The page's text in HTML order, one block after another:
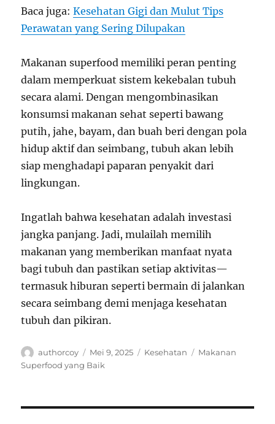
Baca juga:Kesehatan Gigi dan Mulut Tips
Perawatan yang Sering Dilupakan
Makanan superfood memiliki peran penting
dalam memperkuat sistem kekebalan tubuh
secara alami. Dengan mengombinasikan
konsumsi makanan sehat seperti bawang
putih, jahe, bayam, dan buah beri dengan pola
hidup aktif dan seimbang, tubuh akan lebih
siap menghadapi paparan penyakit dari
lingkungan.
Ingatlah bahwa kesehatan adalah investasi
jangka panjang. Jadi, mulailah memilih
makanan yang memberikan manfaat nyata
bagi tubuh dan pastikan setiap aktivitas—
termasuk hiburan seperti bermain di jalankan
secara seimbang demi menjaga kesehatan
tubuh dan pikiran.
Author
authorcoy
Posted
on
Mei 9, 2025 Categories
Kesehatan Tags
Makanan
Superfood yang Baik